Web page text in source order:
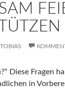
TOBIAS
Diese Fragen
in